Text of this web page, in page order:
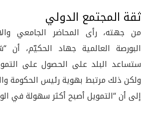
ثقة المجتمع الدولي
من جهته، رأى المحاضر الجامعي
البورصة العالمية جهاد الحكيّم، أن
ستساعد البلد على الحصول على
ولكن ذلك مرتبط بهوية رئيس الحكومة
إلى أن “التمويل أصبح أكثر سهولة في